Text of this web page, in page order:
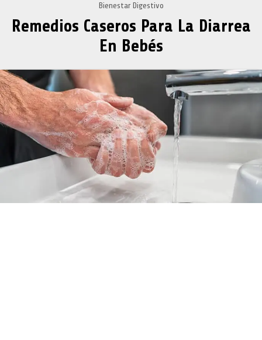
Bienestar Digestivo
Remedios Caseros Para La Diarrea
En Bebés